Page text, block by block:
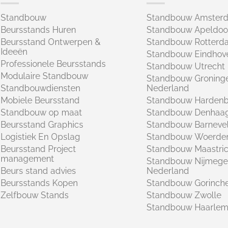
Standbouw
Beursstands Huren
Beursstand Ontwerpen &
Ideeën
Professionele Beursstands
Modulaire Standbouw
Standbouwdiensten
Mobiele Beursstand
Standbouw op maat​
Beursstand Graphics
Logistiek En Opslag
Beursstand Project
management
Beurs stand advies
Beursstands Kopen
Zelfbouw Stands
Standbouw
Standbouw
Standbouw
Standbouw
Standbouw Utrecht
Standbouw
Nederland
Standbouw
Standbouw
Standbouw
Standbouw
Standbouw
Standbouw
Nederland
Standbouw
Standbouw Zwolle
Standbouw Haarlem